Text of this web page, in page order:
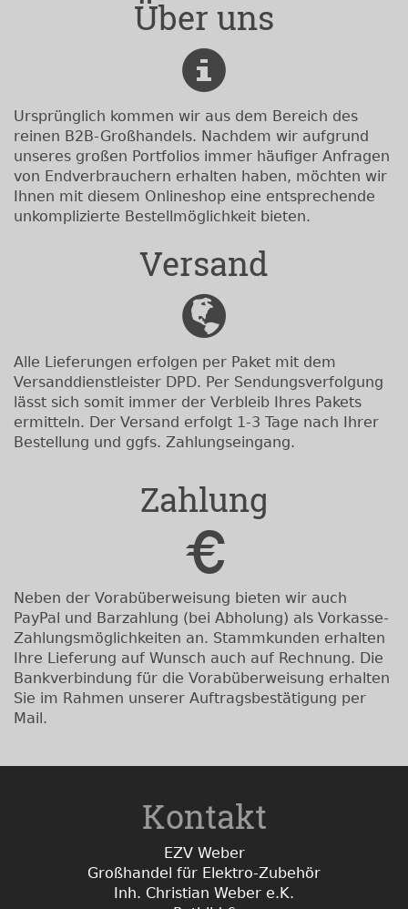
Über uns
Ursprünglich kommen wir aus dem Bereich des
reinen B2B-Großhandels. Nachdem wir aufgrund
unseres großen Portfolios immer häufiger Anfragen
von Endverbrauchern erhalten haben, möchten wir
Ihnen mit diesem Onlineshop eine entsprechende
unkomplizierte Bestellmöglichkeit bieten.
Versand
Alle Lieferungen erfolgen per Paket mit dem
Versanddienstleister DPD. Per Sendungsverfolgung
lässt sich somit immer der Verbleib Ihres Pakets
ermitteln. Der Versand erfolgt 1-3 Tage nach Ihrer
Bestellung und ggfs. Zahlungseingang.
Zahlung
Neben der Vorabüberweisung bieten wir auch
PayPal und Barzahlung (bei Abholung) als Vorkasse-
Zahlungsmöglichkeiten an. Stammkunden erhalten
Ihre Lieferung auf Wunsch auch auf Rechnung. Die
Bankverbindung für die Vorabüberweisung erhalten
Sie im Rahmen unserer Auftragsbestätigung per
Mail.
Kontakt
EZV Weber
Großhandel für Elektro-Zubehör
Inh. Christian Weber e.K.